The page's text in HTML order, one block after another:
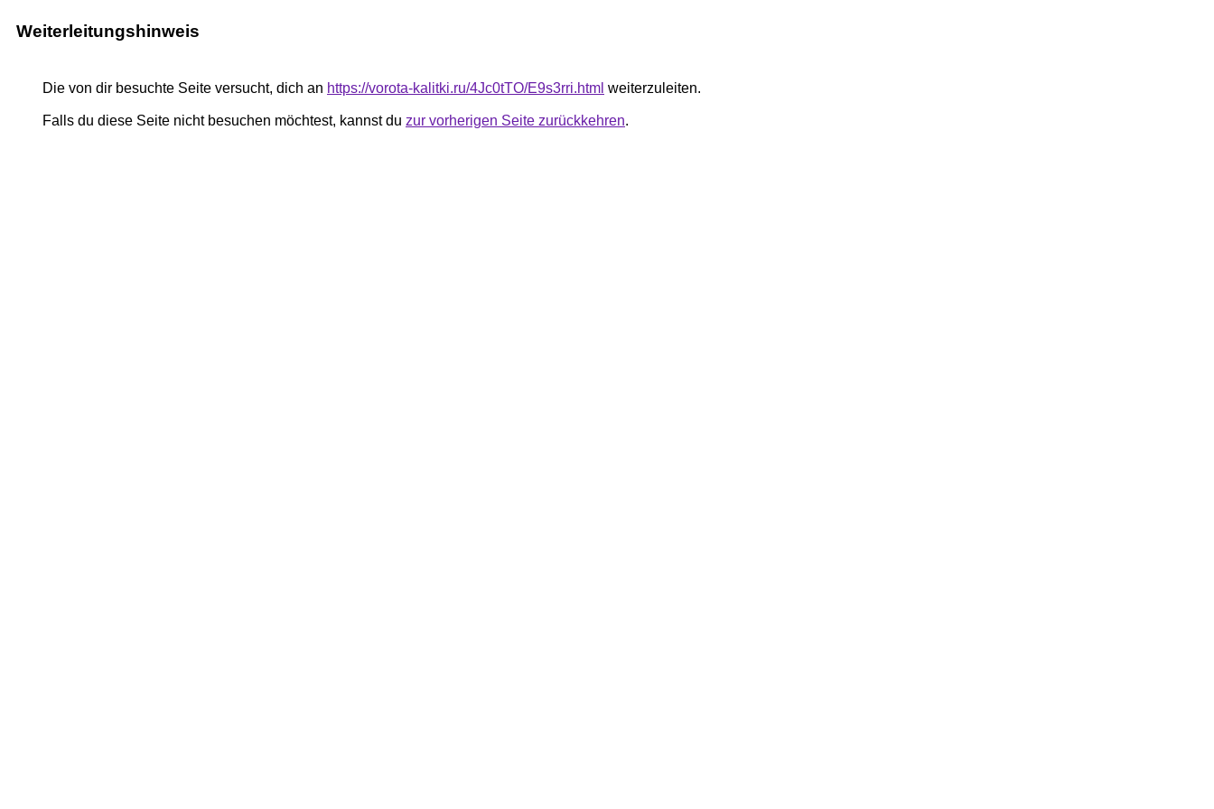
Weiterleitungshinweis
Die von dir besuchte Seite versucht, dich an https://vorota-kalitki.ru/4Jc0tTO/E9s3rri.html weiterzuleiten.
Falls du diese Seite nicht besuchen möchtest, kannst du zur vorherigen Seite zurückkehren.